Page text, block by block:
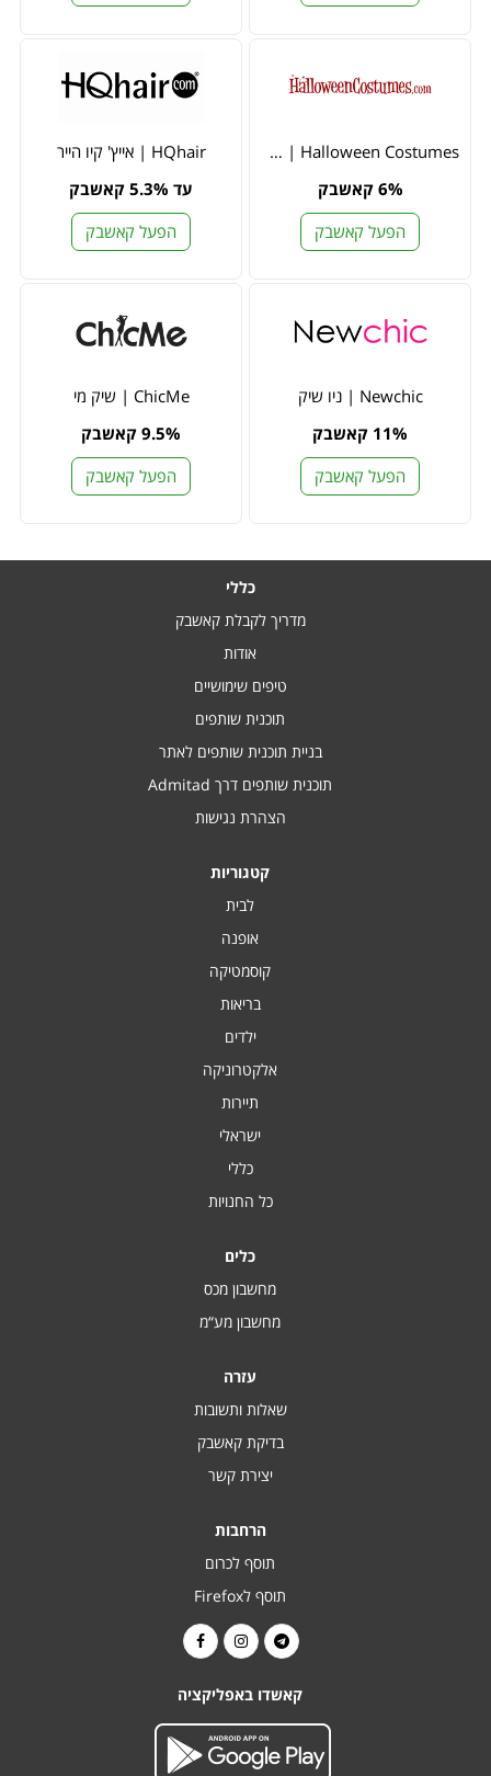
Halloween Costumes | הלווין קוסטיומס
6% קאשבק
הפעל קאשבק
HQhair | אייץ' קיו הייר
עד 5.3% קאשבק
הפעל קאשבק
Newchic | ניו שיק
11% קאשבק
הפעל קאשבק
ChicMe | שיק מי
9.5% קאשבק
הפעל קאשבק
כללי
מדריך לקבלת קאשבק
אודות
טיפים שימושיים
תוכנית שותפים
בניית תוכנית שותפים לאתר
תוכנית שותפים דרך Admitad
הצהרת נגישות
קטגוריות
לבית
אופנה
קוסמטיקה
בריאות
ילדים
אלקטרוניקה
תיירות
ישראלי
כללי
כל החנויות
כלים
מחשבון מכס
מחשבון מע“מ
עזרה
שאלות ותשובות
בדיקת קאשבק
יצירת קשר
הרחבות
תוסף לכרום
תוסף לFirefox
קאשדו באפליקציה